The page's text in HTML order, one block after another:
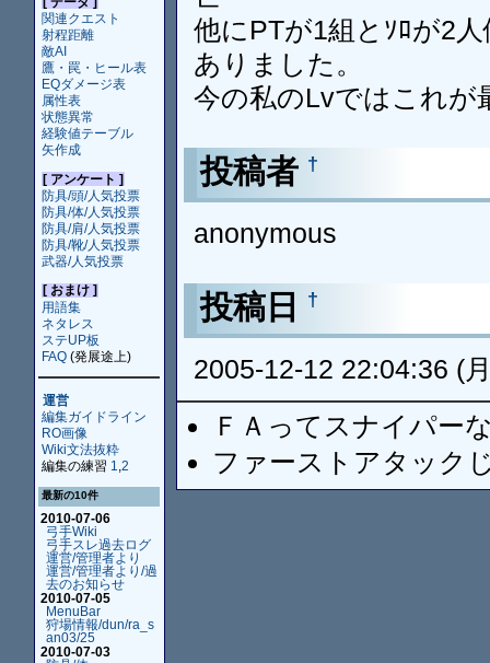
関連クエスト
射程距離
敵AI
鷹・罠・ヒール表
EQダメージ表
属性表
状態異常
経験値テーブル
矢作成
[ アンケート ]
防具/頭/人気投票
防具/体/人気投票
防具/肩/人気投票
防具/靴/人気投票
武器/人気投票
[ おまけ ]
用語集
ネタレス
ステUP板
FAQ(発展途上)
運営
編集ガイドライン
RO画像
Wiki文法抜粋
編集の練習 1 2
最新の10件
2010-07-06
弓手Wiki
弓手スレ過去ログ
運営/管理者より
運営/管理者より/過
去のお知らせ
2010-07-05
MenuBar
狩場情報/dun/ra_s
an03/25
2010-07-03
他にPTが1組とｿﾛが2
ありました。
今の私のLvではこれが
投稿者 †
anonymous
投稿日 †
2005-12-12 22:04:36 (
ＦＡってスナイパー
ファーストアタック